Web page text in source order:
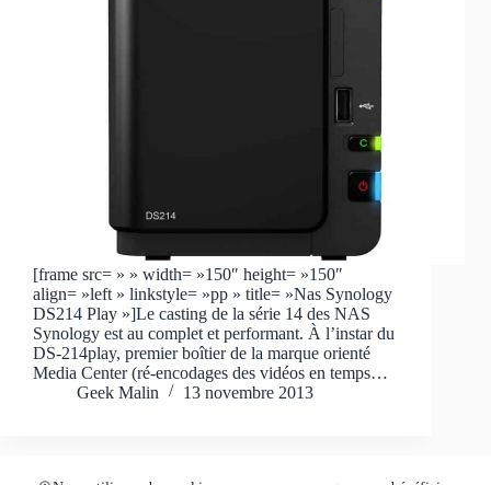
[frame src= » » width= »150″ height= »150″
align= »left » linkstyle= »pp » title= »Nas Synology
DS214 Play »]Le casting de la série 14 des NAS
Synology est au complet et performant. À l’instar du
DS-214play, premier boîtier de la marque orienté
Media Center (ré-encodages des vidéos en temps…
Geek Malin
13 novembre 2013